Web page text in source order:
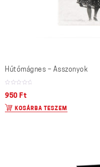
Hűtőmágnes – Asszonyok
950 Ft
KOSÁRBA TESZEM